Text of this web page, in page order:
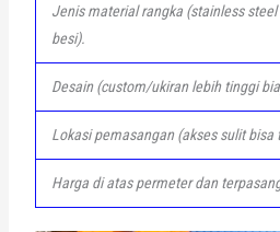
Jenis material rangka (stainless
besi).
Desain (custom/ukiran lebih tinggi
Lokasi pemasangan (akses sulit bisa
Harga di atas permeter dan